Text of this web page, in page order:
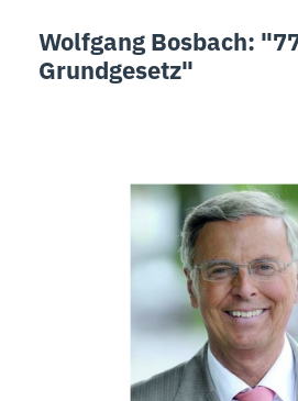
Wolfgang Bosbach:
Grundgesetz"